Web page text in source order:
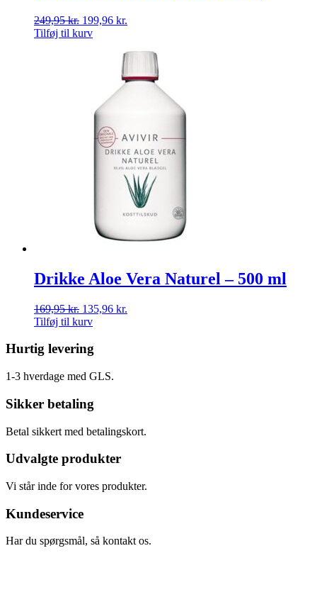
249,95kr. 199,96 kr.
Tilføj til kurv
Drikke Aloe Vera Naturel – 500 ml
169,95kr. 135,96 kr.
Tilføj til kurv
Hurtig levering
1-3 hverdage med GLS.
Sikker betaling
Betal sikkert med betalingskort.
Udvalgte produkter
Vi står inde for vores produkter.
Kundeservice
Har du spørgsmål, så kontakt os.